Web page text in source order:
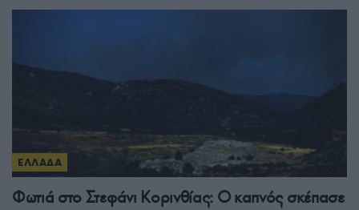
ΕΛΛΑΔΑ
Φωτιά στο Στεφάνι Κορινθίας: Ο καπνός σκέπασε